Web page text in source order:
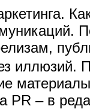
иллюзий.
PR – в